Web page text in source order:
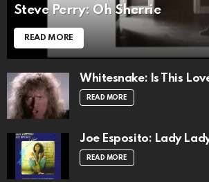
Steve Perry: Oh Sherrie
READ MORE
Whitesnake: Is This
READ MORE
Joe Esposito: Lady
READ MORE